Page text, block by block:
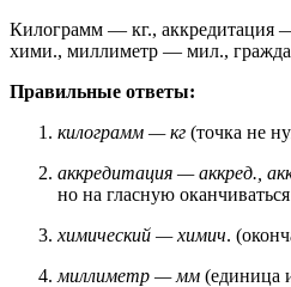
Килограмм — кг., аккредитация
хими., миллиметр — мил.,
Правильные ответы:
килограмм — кг (точка не
аккредитация — аккред.,
но на гласную
химический — химич.
миллиметр — мм (единица